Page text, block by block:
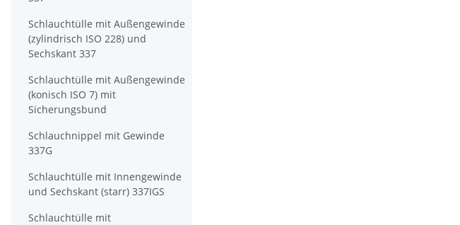
Schlauchtülle mit Außengewinde
(zylindrisch ISO 228) und
Sechskant 337
Schlauchtülle mit Außengewinde
(konisch ISO 7) mit
Sicherungsbund
Schlauchnippel mit Gewinde
337G
Schlauchtülle mit Innengewinde
und Sechskant (starr) 337IGS
Schlauchtülle mit